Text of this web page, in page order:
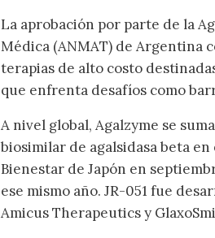
La aprobación por parte de la
Médica (ANMAT) de Argentina
terapias de alto costo
que enfrenta desafíos como
A nivel global, Agalzyme se
biosimilar de agalsidasa beta
Bienestar de Japón en
ese mismo año. JR-051 fue
Amicus Therapeutics y